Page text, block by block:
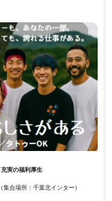
実の福利厚生
合場所：千葉北インター）